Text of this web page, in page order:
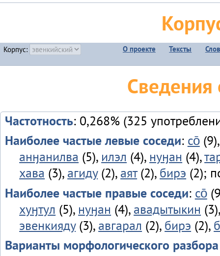
Корпус: О проекте Тексты
Сведения
Частотность: 0,268% (325
Наиболее частые левые соседи: со̄
анӈанилва (5), илэл (4), нуӈан (4),
хава (3), агиду(2), аят(2), бирэ (2);
Наиболее частые правые соседи: со̄
хуӈтул (5), нуӈан (4), авадытыкин
эвенкияду(3), авгарал (2), бирэ (2),
Варианты морфологического разбора